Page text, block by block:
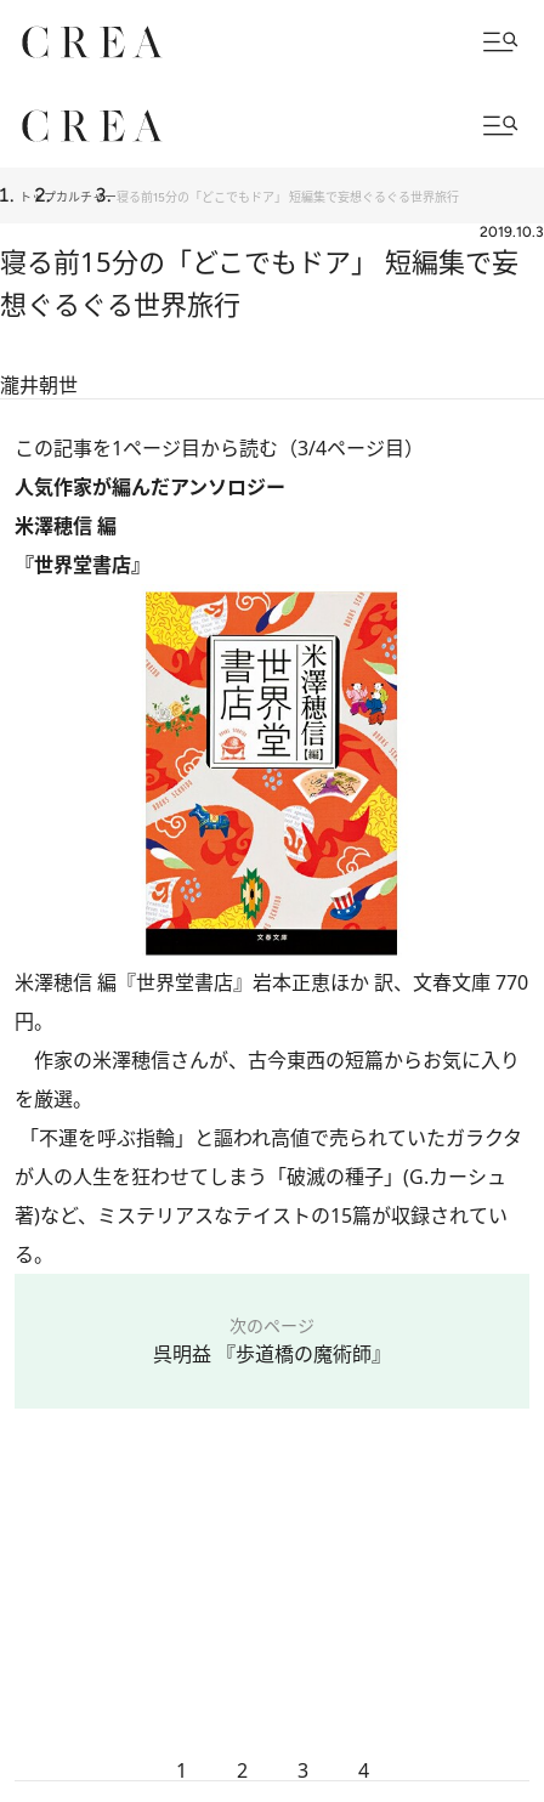
トップカルチャー寝る前15分の「どこでもドア」 短編集で妄想ぐるぐる世界旅行
2019.10.3
寝る前15分の「どこでもドア」 短編集で妄
想ぐるぐる世界旅行
瀧井朝世
この記事を1ページ目から読む（3/4ページ目）
人気作家が編んだアンソロジー
米澤穂信 編
『世界堂書店』
米澤穂信 編『世界堂書店』岩本正恵ほか 訳、文春文庫 770
円。
作家の米澤穂信さんが、古今東西の短篇からお気に入り
を厳選。
「不運を呼ぶ指輪」と謳われ高値で売られていたガラクタ
が人の人生を狂わせてしまう「破滅の種子」(G.カーシュ
著)など、ミステリアスなテイストの15篇が収録されてい
る。
次のページ
呉明益 『歩道橋の魔術師』
1 2 3 4